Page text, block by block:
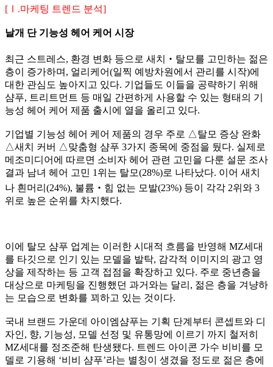
[ Ⅰ .마케팅 트렌드 분석]
날개 단 기능성 헤어 케어 시장
최근 스트레스, 환경 변화 등으로 새치 ‧ 탈모를 고민하는 젊은
층이 증가하며 , 얼리케어(일찍 예방차원에서 관리를 시작)에
대한 관심도 높아지고 있다. 기업들도 이들을 공략하기 위해
샴푸, 트리트먼트 등 매일 간편하게 사용할 수 있는 형태의 기
능성 헤어 케어 제품 출시에 열을 올리고 있다.
기업별 기능성 헤어 케어 제품의 경우 주로 △탈모 증상 완화
△새치 커버 △맞춤형 샴푸 3가지 종목에 중점을 뒀다. 실제로
메조미디어에 따르면 소비자 헤어 관련 고민을 다룬 설문 조사
결과 남녀 헤어 고민 1 위는 탈모(28%)로 나타났다. 이어 새치
나 흰머리 (24%), 불륨 ‧ 힘 없는 모발(23%) 등이 각각 2위와 3
위로 높은 순위를 차지했다.
이에 탈모 샴푸 업계는 이러한 시대적 흐름을 반영해 MZ세대
를 타깃으로 인기 있는 모델을 발탁, 감각적 이미지의 광고 영
상을 제작하는 등 고객 접점을 확장하고 있다. 주로 중년층을
대상으로 마케팅을 진행했던 과거와는 달리 , 젊은 층을 겨냥하
는 모습으로 변화를 꾀하고 있는 것이다.
국내 브랜드 가운데 아이엠샴푸는 기획 단계부터 콘셉트와 디
자인, 향, 기능성, 모델 선정 및 유통망에 이르기 까지 철저히
MZ세대를 정조준해 탄생됐다. 트렌드 아이콘 가수 비비를 모
델로 기용해 ‘비비 샴푸’라는 별칭이 생겼을 정도로 젊은 층에